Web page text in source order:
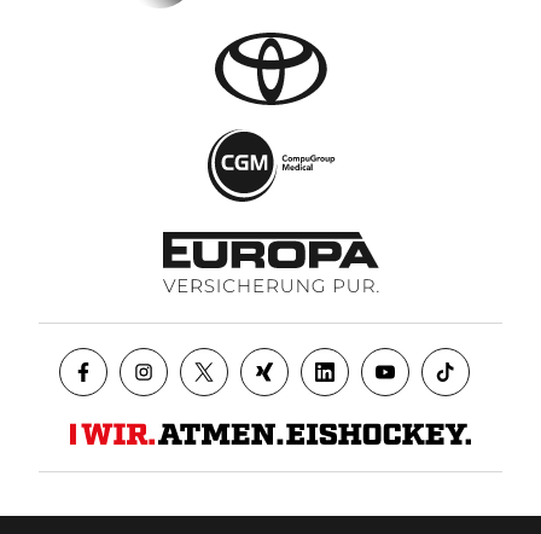
Datenschutz AGB Impressum Kontakt Presse